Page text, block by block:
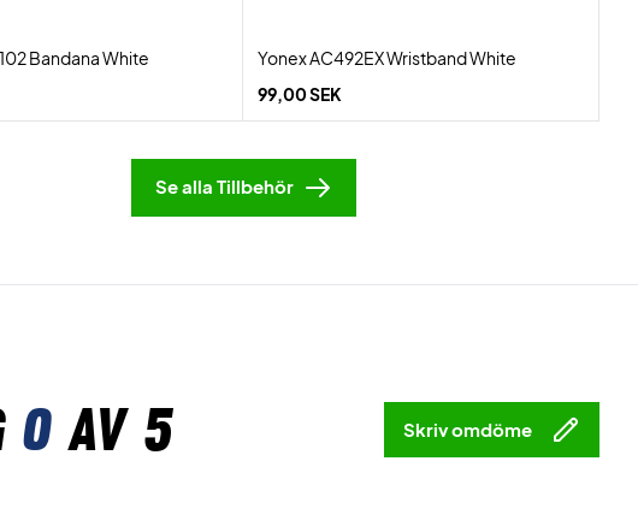
Bandana White
Yonex AC492EX Wristband White
99,00 SEK
Se alla Tillbehör
0av 5 Skriv omdöme